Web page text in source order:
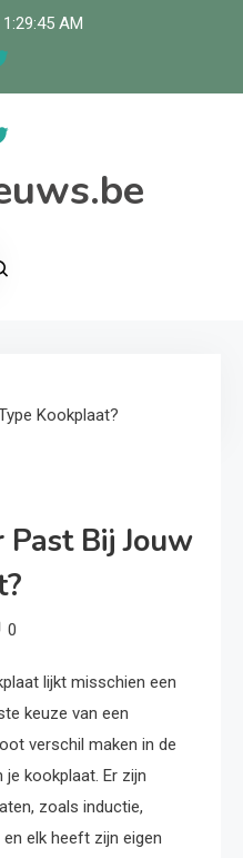
1:29:45 AM
Kookplaat?
Bij Jouw
0
lijkt misschien een
keuze van een
verschil maken in de
je kookplaat. Er zijn
zoals inductie,
elk heeft zijn eigen